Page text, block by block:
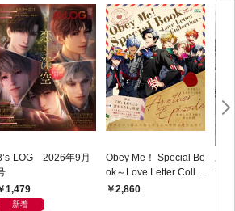
LOG 2026年9月
1,479
新着
Obey Me！ Special Bo
ok～Love Letter Colle
ction～
2,860
あ
ザ